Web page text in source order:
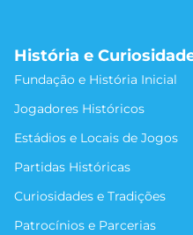
História e
Fundação e História Inicial
Jogadores Históricos
Estádios e Locais de Jogos
Partidas Históricas
Curiosidades e Tradições
Patrocínios e Parcerias